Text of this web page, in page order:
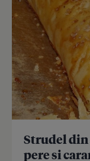
Strudel din
pere si